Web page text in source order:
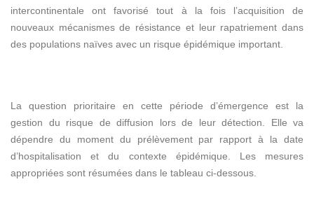
intercontinentale ont favorisé tout à la fois l’acquisition de
nouveaux mécanismes de résistance et leur rapatriement dans
des populations naïves avec un risque épidémique important.
La question prioritaire en cette période d’émergence est la
gestion du risque de diffusion lors de leur détection. Elle va
dépendre du moment du prélèvement par rapport à la date
d’hospitalisation et du contexte épidémique. Les mesures
appropriées sont résumées dans le tableau ci-dessous.